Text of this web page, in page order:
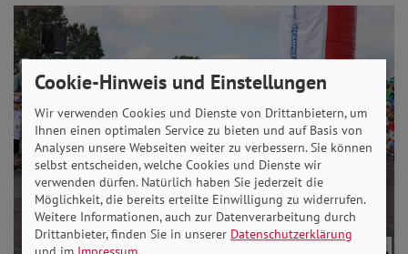
Cookie-Hinweis und Einstellungen
Wir verwenden Cookies und Dienste von Drittanbietern, um
Ihnen einen optimalen Service zu bieten und auf Basis von
Analysen unsere Webseiten weiter zu verbessern. Sie können
selbst entscheiden, welche Cookies und Dienste wir
verwenden dürfen. Natürlich haben Sie jederzeit die
Möglichkeit, die bereits erteilte Einwilligung zu widerrufen.
Weitere Informationen, auch zur Datenverarbeitung durch
Drittanbieter, finden Sie in unserer Datenschutzerklärung